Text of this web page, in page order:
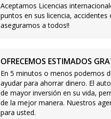
Aceptamos Licencias
puntos en sus licencia,
aseguramos a todos!!
OFRECEMOS ESTIMADOS
En 5 minutos o menos podemos
ayudar para ahorrar dinero. El
de mayor inversión en su vida,
de la mejor manera. Nuestros
para usted.